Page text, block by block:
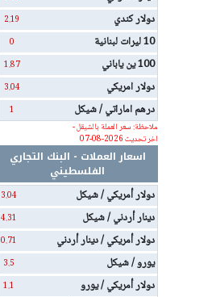
دولار كندي 2.19
10 ليرات لبنانية 0
100 ين ياباني 1.87
دولار امريكي 3.04
درهم اماراتي / شيكل
1
ملاحظة: سعر العملة بالشيقل -
اخر تحديث 2026-08-07
اسعار العملات - البنك التجاري
الفلسطيني
دولار أمريكي / شيكل
3.04
دينار أردني / شيكل 4.31
دولار أمريكي / دينار أردني 0.71
يورو / شيكل 3.5
دولار أمريكي / يورو 1.1